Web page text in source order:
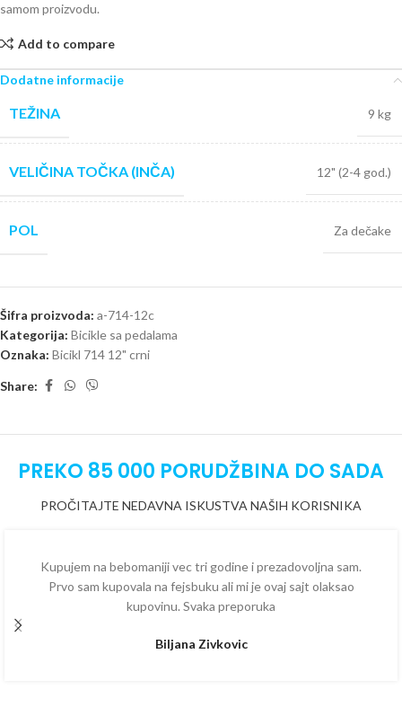
samom proizvodu.
Add to compare
Dodatne informacije
TEŽINA 9 kg
VELIČINA TOČKA (INČA) 12" (2-4 god.)
POL Za dečake
Šifra proizvoda: a-714-12c
Kategorija: Bicikle sa pedalama
Oznaka: Bicikl 714 12" crni
Share:
PREKO 85 000 PORUDŽBINA DO SADA
PROČITAJTE NEDAVNA ISKUSTVA NAŠIH KORISNIKA
Kupujem na bebomaniji vec tri godine i prezadovoljna sam.
Prvo sam kupovala na fejsbuku ali mi je ovaj sajt olaksao
kupovinu. Svaka preporuka
Biljana Zivkovic